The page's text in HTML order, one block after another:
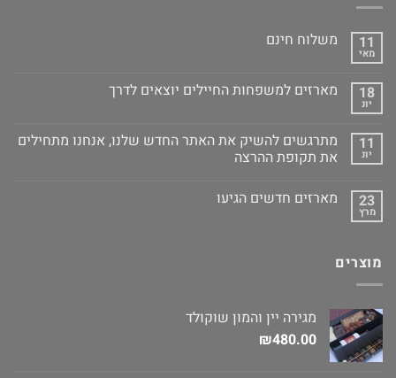
11
מאי
משלוח חינם
18
יונ
מארזים למשפחות החיילים יוצאים לדרך
11
יונ
מתרגשים להשיק את האתר החדש שלנו, אנחנו מתחילים
את תקופת ההרצה
23
מרץ
מארזים חדשים הגיעו
מוצרים
מגירה יין והמון שוקולד
₪480.00